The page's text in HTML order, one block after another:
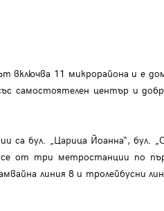
включва 11 микрорайона и е
самостоятелен център и
бул. „Царица Йоанна“, бул.
се от три метростанции по
линия 8 и тролейбусни